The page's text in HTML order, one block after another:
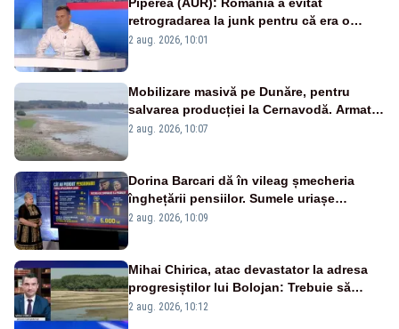
retrogradarea la junk pentru că era o
catastrofă pentru bănci și fondurile de
2 aug. 2026, 10:01
Mobilizare masivă pe Dunăre, pentru
salvarea producției la Cernavodă. Armata
va detona o stâncă și va devia apa
2 aug. 2026, 10:07
Dorina Barcari dă în vileag șmecheria
înghețării pensiilor. Sumele uriașe
pierdute de fiecare român
2 aug. 2026, 10:09
Mihai Chirica, atac devastator la adresa
progresiștilor lui Bolojan: Trebuie să
protejăm și natura, dar nu șținem omaneii
2 aug. 2026, 10:12